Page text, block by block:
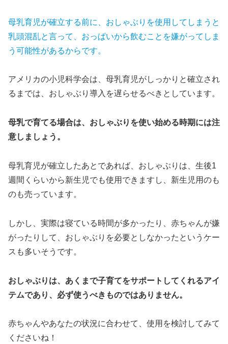
母乳育児が確立する前に、おしゃぶりを使用してしまうと
乳頭混乱と言って、おっぱいから飲むことを嫌がってしま
う可能性があるからです。
アメリカの小児科学会は、母乳育児がしっかりと確立され
るまでは、おしゃぶり導入を遅らせるべきとしています。
母乳で育てる場合は、おしゃぶりを使い始める時期には注
意しましょう。
母乳育児が確立したあとであれば、おしゃぶりは、生後1
週間くらいから新生児でも使用できますし、新生児用のも
のも売っています。
しかし、実際は寝ている時間が多かったり、赤ちゃんが嫌
がったりして、おしゃぶりを必要としなかったというケー
スも多いそうです。
おしゃぶりは、あくまで子育てをサポートしてくれるアイ
テムであり、必ず使うべきものではありません。
赤ちゃんやあなたの状況に合わせて、使用を検討してみて
くださいね！